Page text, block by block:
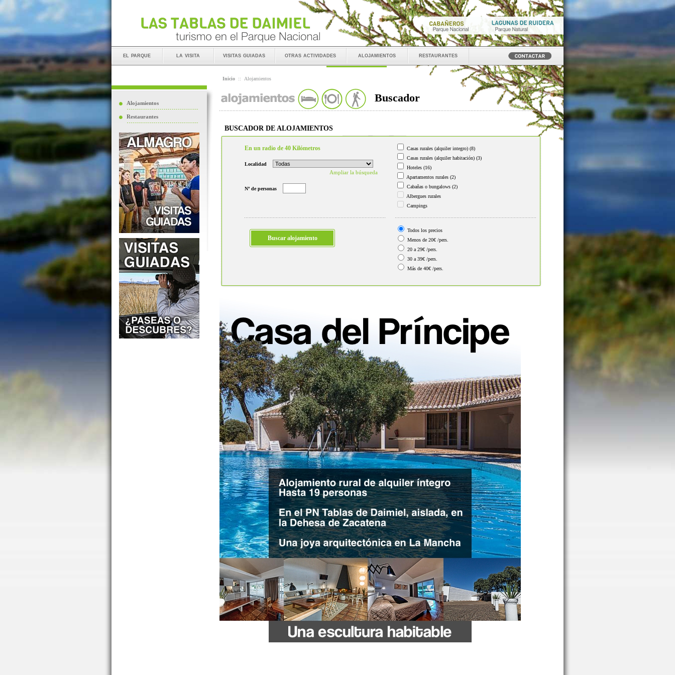
el parque la visita visitas guiadas otras actividades alojamientos restaurantes
Alojamientos
Restaurantes
Inicio :: Alojamientos
Buscador
BUSCADOR DE ALOJAMIENTOS
En un radio de 40 Kilómetros
Localidad
Ampliar la búsqueda
Nº de personas
Casas rurales (alquiler integro) (8)
Casas rurales (alquiler habitación) (3)
Hoteles (16)
Apartamentos rurales (2)
Cabañas o bungalows (2)
Albergues rurales
Campings
Todos los precios
Menos de 20€ /pers.
20 a 29€ /pers.
30 a 39€ /pers.
Más de 40€ /pers.